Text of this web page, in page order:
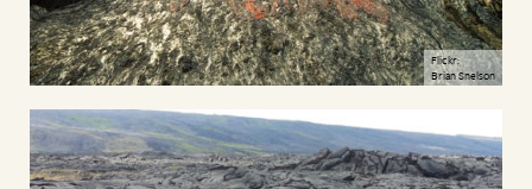
Flickr:
Brian Snelson